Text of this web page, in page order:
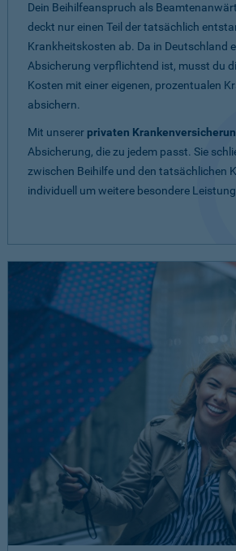
Dein Beihilfeanspruch als
deckt nur einen Teil der tatsächlich
Krankheitskosten ab. Da in Deutschland
Absicherung verpflichtend ist, musst du
Kosten mit einer eigenen, prozentualen
absichern.
Mit unserer privaten
Absicherung, die zu jedem passt. Sie
zwischen Beihilfe und den tatsächlichen
individuell um weitere besondere